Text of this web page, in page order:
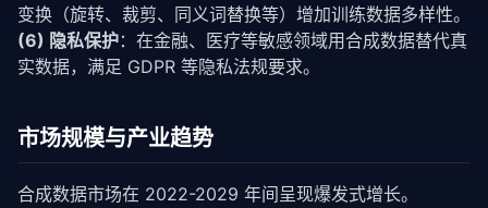
变换（旋转、裁剪、同义词替换等）增加训练数据多样性。
(6) 隐私保护：在金融、医疗等敏感领域用合成数据替代真
实数据，满足 GDPR 等隐私法规要求。
市场规模与产业趋势
合成数据市场在 2022-2029 年间呈现爆发式增长。